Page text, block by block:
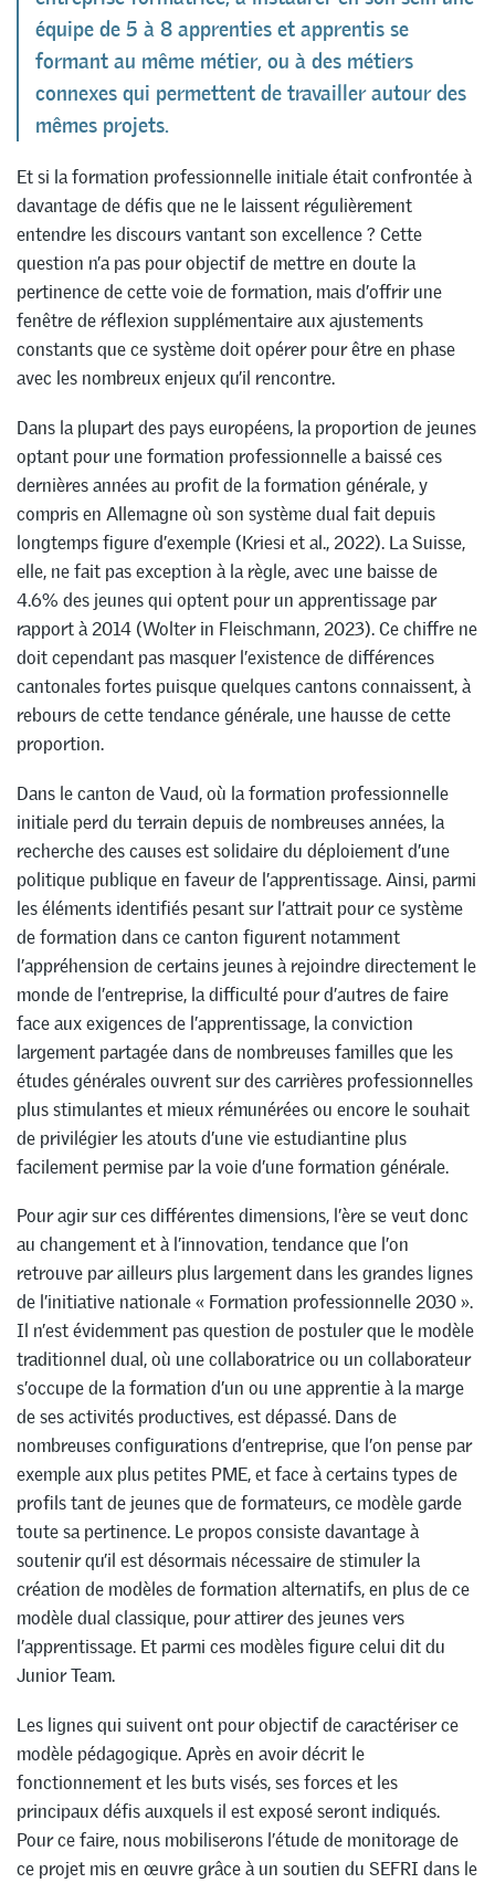
équipe de 5 à 8 apprenties et apprentis se
formant au même métier, ou à des métiers
connexes qui permettent de travailler autour des
mêmes projets.
Et si la formation professionnelle initiale était confrontée à
davantage de défis que ne le laissent régulièrement
entendre les discours vantant son excellence ? Cette
question n’a pas pour objectif de mettre en doute la
pertinence de cette voie de formation, mais d’offrir une
fenêtre de réflexion supplémentaire aux ajustements
constants que ce système doit opérer pour être en phase
avec les nombreux enjeux qu’il rencontre.
Dans la plupart des pays européens, la proportion de jeunes
optant pour une formation professionnelle a baissé ces
dernières années au profit de la formation générale, y
compris en Allemagne où son système dual fait depuis
longtemps figure d’exemple (Kriesi et al., 2022). La Suisse,
elle, ne fait pas exception à la règle, avec une baisse de
4.6% des jeunes qui optent pour un apprentissage par
rapport à 2014 (Wolter in Fleischmann, 2023). Ce chiffre ne
doit cependant pas masquer l’existence de différences
cantonales fortes puisque quelques cantons connaissent, à
rebours de cette tendance générale, une hausse de cette
proportion.
Dans le canton de Vaud, où la formation professionnelle
initiale perd du terrain depuis de nombreuses années, la
recherche des causes est solidaire du déploiement d’une
politique publique en faveur de l’apprentissage. Ainsi, parmi
les éléments identifiés pesant sur l’attrait pour ce système
de formation dans ce canton figurent notamment
l’appréhension de certains jeunes à rejoindre directement le
monde de l’entreprise, la difficulté pour d’autres de faire
face aux exigences de l’apprentissage, la conviction
largement partagée dans de nombreuses familles que les
études générales ouvrent sur des carrières professionnelles
plus stimulantes et mieux rémunérées ou encore le souhait
de privilégier les atouts d’une vie estudiantine plus
facilement permise par la voie d’une formation générale.
Pour agir sur ces différentes dimensions, l’ère se veut donc
au changement et à l’innovation, tendance que l’on
retrouve par ailleurs plus largement dans les grandes lignes
de l’initiative nationale « Formation professionnelle 2030 ».
Il n’est évidemment pas question de postuler que le modèle
traditionnel dual, où une collaboratrice ou un collaborateur
s’occupe de la formation d’un ou une apprentie à la marge
de ses activités productives, est dépassé. Dans de
nombreuses configurations d’entreprise, que l’on pense par
exemple aux plus petites PME, et face à certains types de
profils tant de jeunes que de formateurs, ce modèle garde
toute sa pertinence. Le propos consiste davantage à
soutenir qu’il est désormais nécessaire de stimuler la
création de modèles de formation alternatifs, en plus de ce
modèle dual classique, pour attirer des jeunes vers
l’apprentissage. Et parmi ces modèles figure celui dit du
Junior Team.
Les lignes qui suivent ont pour objectif de caractériser ce
modèle pédagogique. Après en avoir décrit le
fonctionnement et les buts visés, ses forces et les
principaux défis auxquels il est exposé seront indiqués.
Pour ce faire, nous mobiliserons l’étude de monitorage de
ce projet mis en œuvre grâce à un soutien du SEFRI dans le